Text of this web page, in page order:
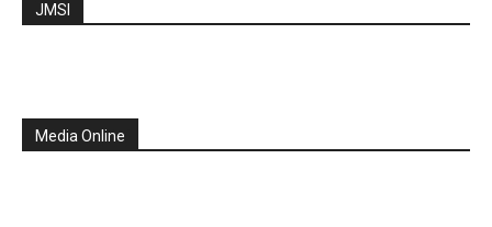
JMSI
Media Online